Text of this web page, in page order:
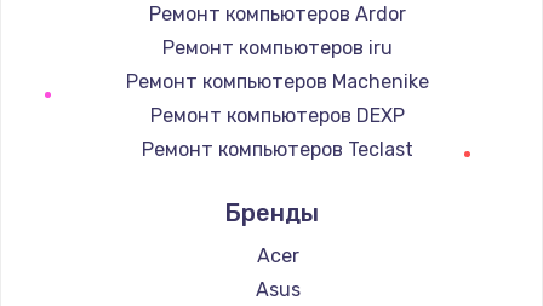
Замена северного моста
2300 руб.
Заказать
Восстановление данных
Заказать
Замена SSD
Ремонт компьютеров Ardor
Ремонт компьютеров iru
Ремонт компьютеров Machenike
Ремонт компьютеров DEXP
Ремонт компьютеров Teclast
Ремонт компьютеров Beelink
Ремонт компьютеров CHUWI
Бренды
Acer
Asus